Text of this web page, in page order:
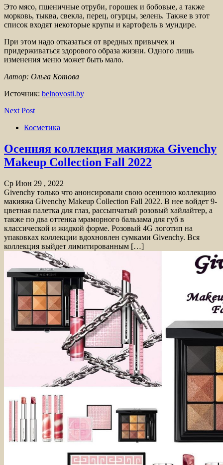
Это мясо, пшеничные отруби, горошек и бобовые, а также
морковь, тыква, свекла, перец, огурцы, зелень. Также в этот
список входят некоторые крупы и картофель в мундире.
При этом надо отказаться от вредных привычек и
придерживаться здорового образа жизни. Одного лишь
изменения меню может быть мало.
Автор: Ольга Котова
Источник: belnovosti.by
Next Post
Косметика
Осенняя коллекция макияжа Givenchy
Makeup Collection Fall 2022
Ср Июн 29 , 2022
Givenchy только что анонсировали свою осеннюю коллекцию
макияжа Givenchy Makeup Collection Fall 2022. В нее войдет 9-
цветная палетка для глаз, рассыпчатый розовый хайлайтер, а
также по два оттенка мраморного бальзама для губ в
классической и жидкой форме. Розовый 4G логотип на
упаковках коллекции вдохновлен сумками Givenchy. Вся
коллекция выйдет лимитированным […]